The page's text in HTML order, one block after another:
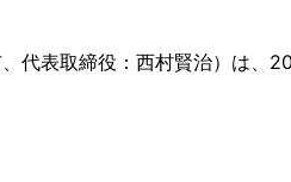
代表取締役：西村賢治）は